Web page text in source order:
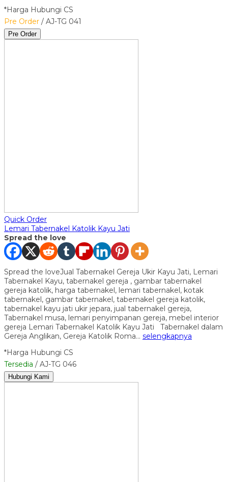
*Harga Hubungi CS
Pre Order / AJ-TG 041
Pre Order
Quick Order
Lemari Tabernakel Katolik Kayu Jati
Spread the love
Spread the loveJual Tabernakel Gereja Ukir Kayu Jati, Lemari
Tabernakel Kayu, tabernakel gereja , gambar tabernakel
gereja katolik, harga tabernakel, lemari tabernakel, kotak
tabernakel, gambar tabernakel, tabernakel gereja katolik,
tabernakel kayu jati ukir jepara, jual tabernakel gereja,
Tabernakel musa, lemari penyimpanan gereja, mebel interior
gereja Lemari Tabernakel Katolik Kayu Jati Tabernakel dalam
Gereja Anglikan, Gereja Katolik Roma… selengkapnya
*Harga Hubungi CS
Tersedia / AJ-TG 046
Hubungi Kami